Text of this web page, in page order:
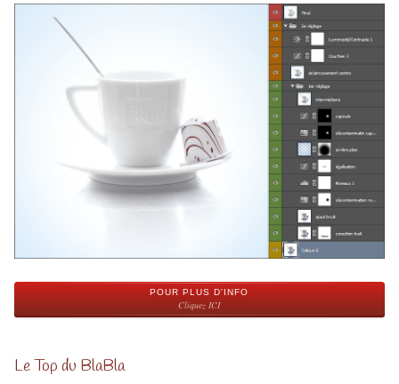
POUR PLUS D'INFO
Cliquez ICI
Le Top du BlaBla